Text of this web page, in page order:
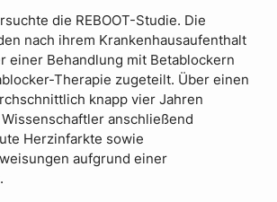
die REBOOT-Studie. Die
nach ihrem Krankenhausaufenthalt
einer Behandlung mit Betablockern
Therapie zugeteilt. Über einen
knapp vier Jahren
anschließend
Herzinfarkte sowie
aufgrund einer